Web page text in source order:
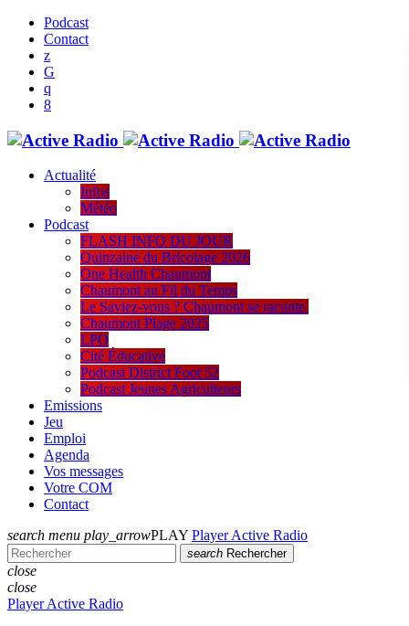
Podcast
Contact
Actualité
Infos
Météo
Podcast
FLASH INFO DU JOUR
Quinzaine du Bricolage 2026
One Health Chaumont
Chaumont au Fil du Temps
Le Saviez-vous ? Chaumont se raconte.
Chaumont Plage 2025
LPO
Cité Éducative
Podcast District Foot 52
Podcast Jeunes Agriculteurs
Emissions
Jeu
Emploi
Agenda
Vos messages
Votre COM
Contact
search menu play_arrowPLAY Player Active Radio
search Rechercher
close
close
Player Active Radio